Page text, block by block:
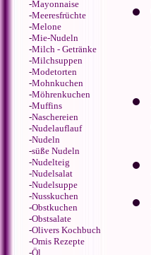
-Mayonnaise
-Meeresfrüchte
-Melone
-Mie-Nudeln
-Milch - Getränke
-Milchsuppen
-Modetorten
-Mohnkuchen
-Möhrenkuchen
-Muffins
-Naschereien
-Nudelauflauf
-Nudeln
-süße Nudeln
-Nudelteig
-Nudelsalat
-Nudelsuppe
-Nusskuchen
-Obstkuchen
-Obstsalate
-Olivers Kochbuch
-Omis Rezepte
-Öl